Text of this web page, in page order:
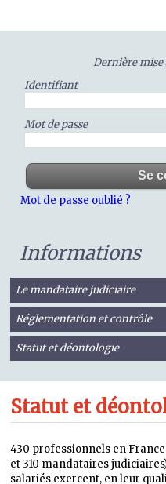
Dernière mise
Identifiant
Mot de passe
Mot de passe oublié ?
Informations
Le mandataire judiciaire
Réglementation et contrôle
Statut et déontologie
Statut et
430 professionnels en
et 310 mandataires
salariés exercent, en leur